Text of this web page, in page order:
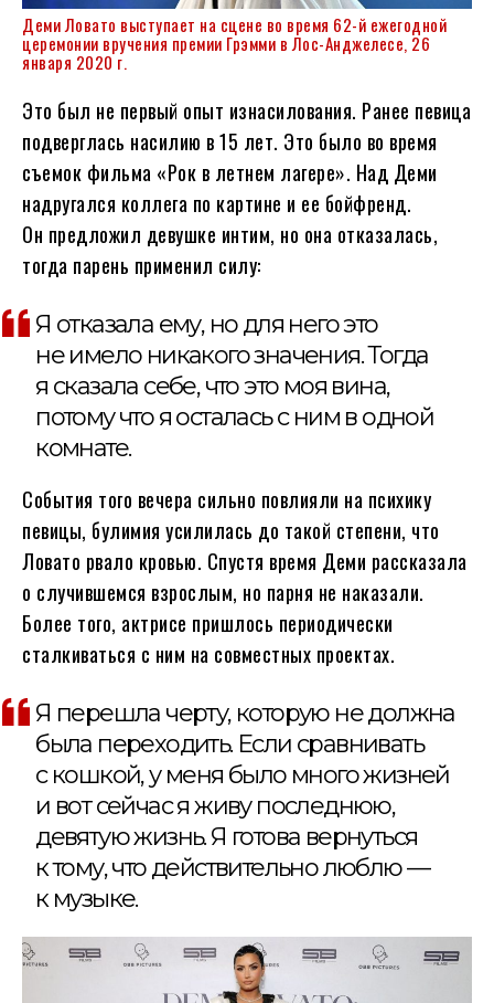
Деми Ловато выступает на сцене во время 62-й ежегодной
церемонии вручения премии Грэмми в Лос-Анджелесе, 26
января 2020 г.
Это был не первый опыт изнасилования. Ранее певица
подверглась насилию в 15 лет. Это было во время
съемок фильма «Рок в летнем лагере». Над Деми
надругался коллега по картине и ее бойфренд.
Он предложил девушке интим, но она отказалась,
тогда парень применил силу:
Я отказала ему, но для него это
не имело никакого значения. Тогда
я сказала себе, что это моя вина,
потому что я осталась с ним в одной
комнате.
События того вечера сильно повлияли на психику
певицы, булимия усилилась до такой степени, что
Ловато рвало кровью. Спустя время Деми рассказала
о случившемся взрослым, но парня не наказали.
Более того, актрисе пришлось периодически
сталкиваться с ним на совместных проектах.
Я перешла черту, которую не должна
была переходить. Если сравнивать
с кошкой, у меня было много жизней
и вот сейчас я живу последнюю,
девятую жизнь. Я готова вернуться
к тому, что действительно люблю —
к музыке.